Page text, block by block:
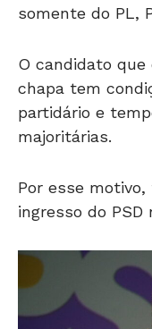
somente do PL,
O candidato que
chapa tem
partidário e
majoritárias.
Por esse
ingresso do PSD